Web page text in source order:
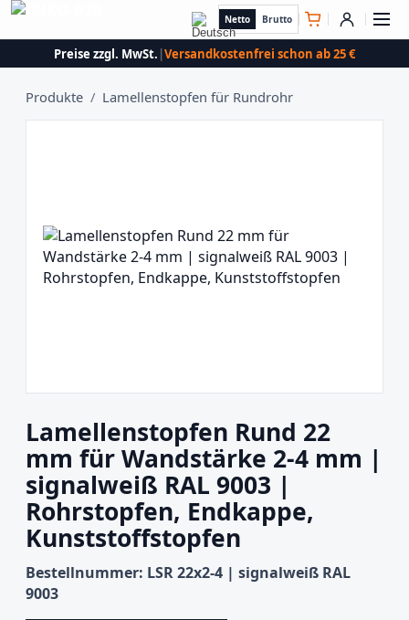
Netto Brutto
Preise zzgl. MwSt. |Versandkostenfrei schon ab 25 €
Produkte / Lamellenstopfen für Rundrohr
Lamellenstopfen Rund 22
mm für Wandstärke 2-4 mm |
signalweiß RAL 9003 |
Rohrstopfen, Endkappe,
Kunststoffstopfen
Bestellnummer: LSR 22x2-4 | signalweiß RAL
9003